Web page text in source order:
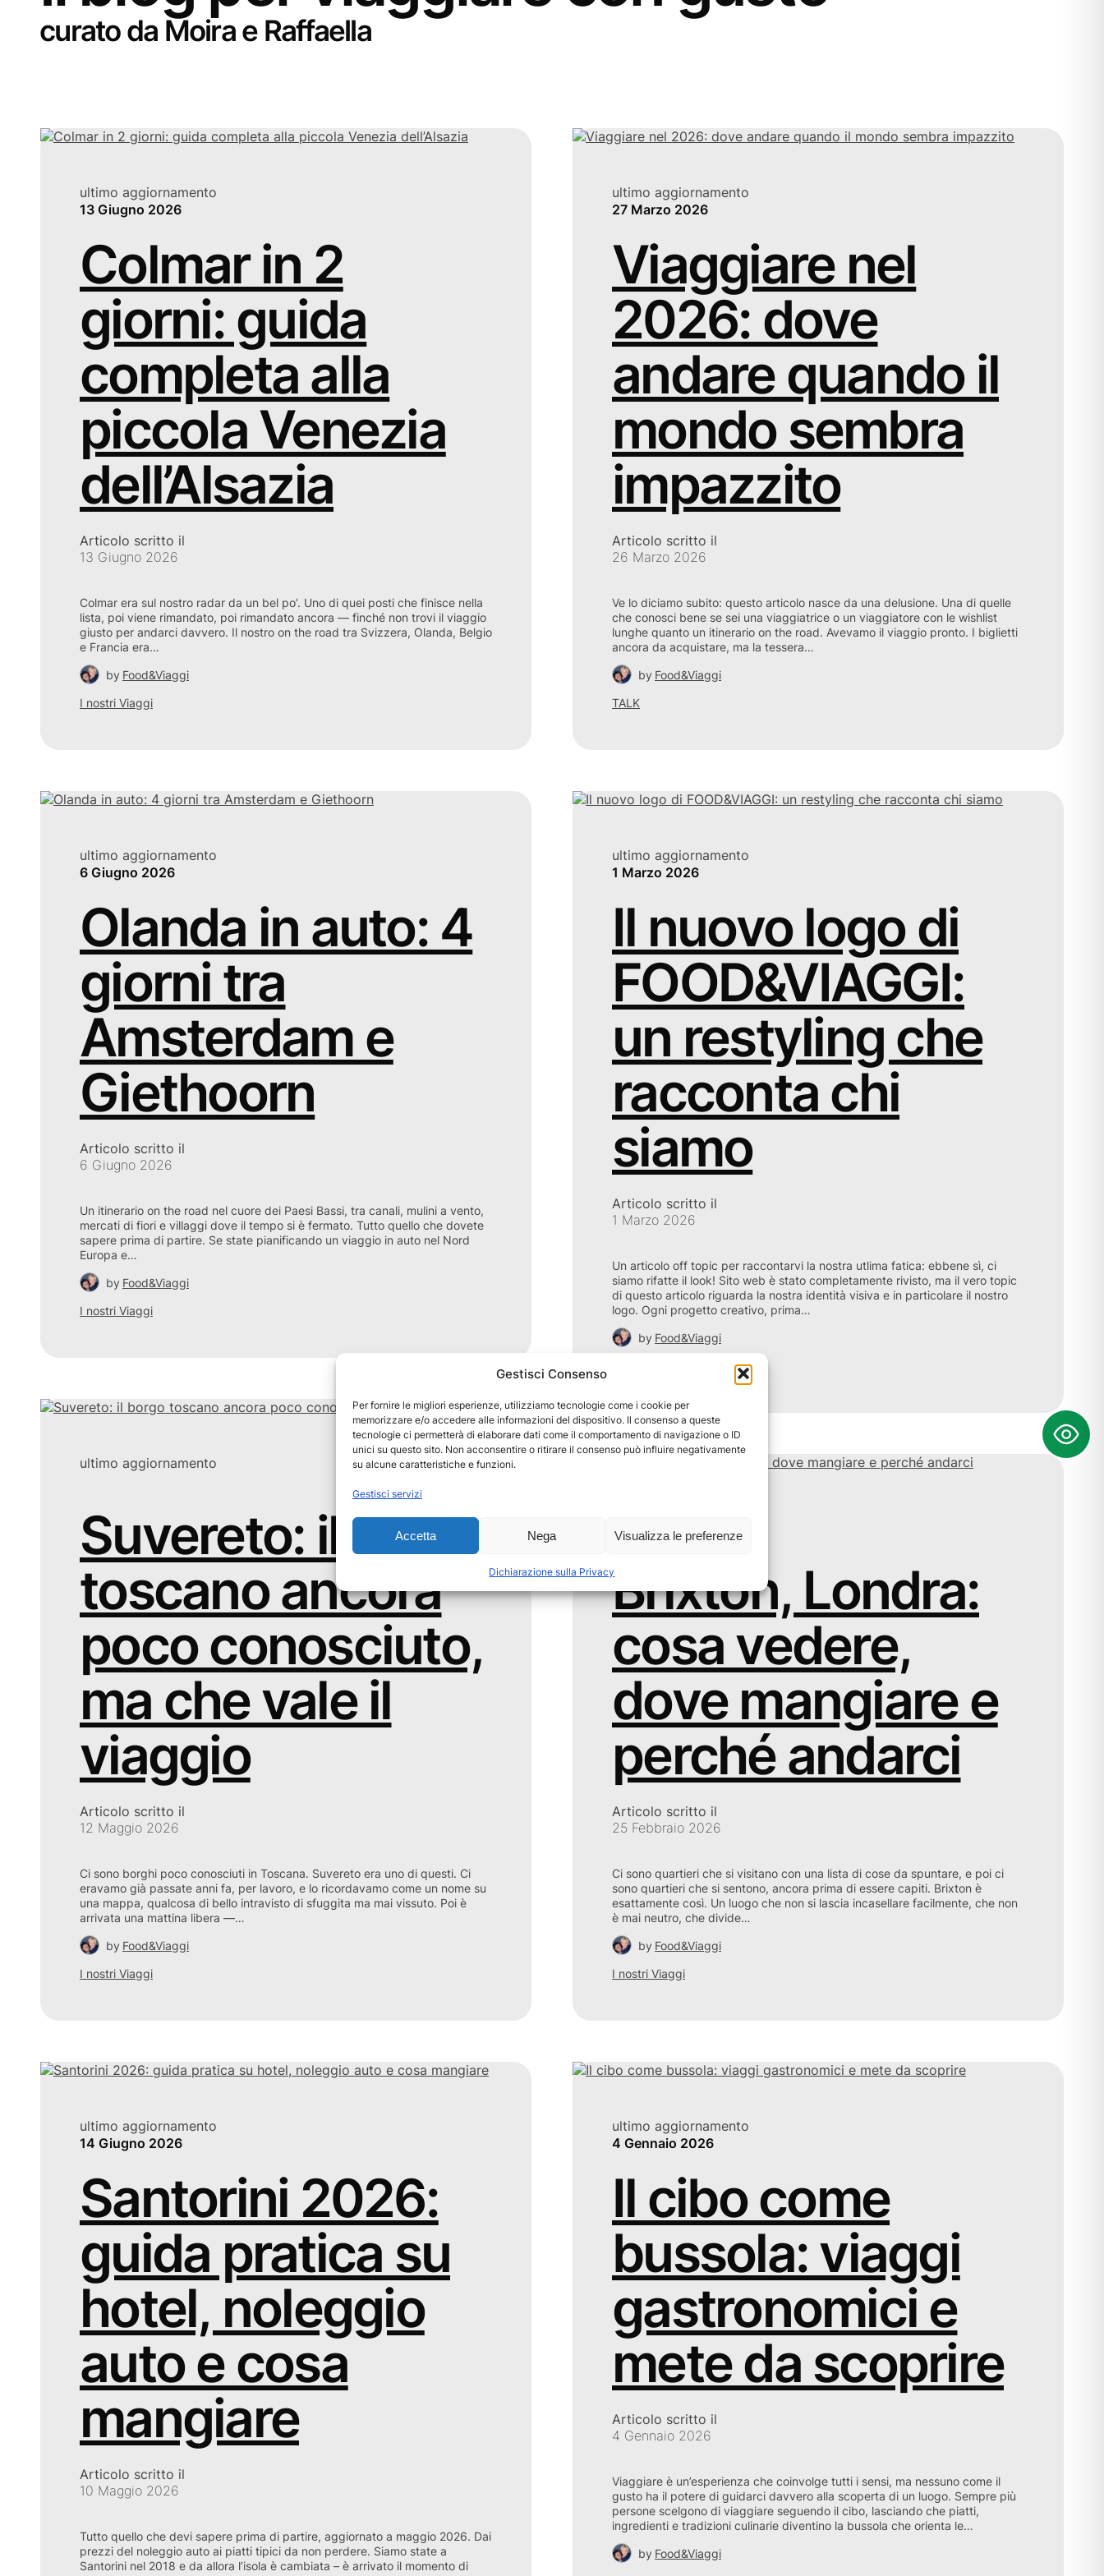
Gestisci Consenso
Per fornire le migliori esperienze, utilizziamo tecnologie come i cookie per
memorizzare e/o accedere alle informazioni del dispositivo. Il consenso a queste
tecnologie ci permetterà di elaborare dati come il comportamento di navigazione o ID
unici su questo sito. Non acconsentire o ritirare il consenso può influire negativamente
su alcune caratteristiche e funzioni.
Gestisci servizi
Accetta Nega Visualizza le preferenze
Dichiarazione sulla Privacy
curato da Moira e Raffaella
ultimo aggiornamento
13 Giugno 2026
Colmar in 2
giorni: guida
completa alla
piccola Venezia
dell’Alsazia
Articolo scritto il
13 Giugno 2026
Colmar era sul nostro radar da un bel po’. Uno di quei posti che finisce nella
lista, poi viene rimandato, poi rimandato ancora — finché non trovi il viaggio
giusto per andarci davvero. Il nostro on the road tra Svizzera, Olanda, Belgio
e Francia era…
by Food&Viaggi
I nostri Viaggi
ultimo aggiornamento
6 Giugno 2026
Olanda in auto: 4
giorni tra
Amsterdam e
Giethoorn
Articolo scritto il
6 Giugno 2026
Un itinerario on the road nel cuore dei Paesi Bassi, tra canali, mulini a vento,
mercati di fiori e villaggi dove il tempo si è fermato. Tutto quello che dovete
sapere prima di partire. Se state pianificando un viaggio in auto nel Nord
Europa e…
by Food&Viaggi
I nostri Viaggi
ultimo aggiornamento
Suvereto: il borgo
toscano ancora
poco conosciuto,
ma che vale il
viaggio
Articolo scritto il
12 Maggio 2026
Ci sono borghi poco conosciuti in Toscana. Suvereto era uno di questi. Ci
eravamo già passate anni fa, per lavoro, e lo ricordavamo come un nome su
una mappa, qualcosa di bello intravisto di sfuggita ma mai vissuto. Poi è
arrivata una mattina libera —…
by Food&Viaggi
I nostri Viaggi
ultimo aggiornamento
14 Giugno 2026
Santorini 2026:
guida pratica su
hotel, noleggio
auto e cosa
mangiare
Articolo scritto il
10 Maggio 2026
Tutto quello che devi sapere prima di partire, aggiornato a maggio 2026. Dai
prezzi del noleggio auto ai piatti tipici da non perdere. Siamo state a
Santorini nel 2018 e da allora l’isola è cambiata – è arrivato il momento di
ultimo aggiornamento
27 Marzo 2026
Viaggiare nel
2026: dove
andare quando il
mondo sembra
impazzito
Articolo scritto il
26 Marzo 2026
Ve lo diciamo subito: questo articolo nasce da una delusione. Una di quelle
che conosci bene se sei una viaggiatrice o un viaggiatore con le wishlist
lunghe quanto un itinerario on the road. Avevamo il viaggio pronto. I biglietti
ancora da acquistare, ma la tessera…
by Food&Viaggi
TALK
ultimo aggiornamento
1 Marzo 2026
Il nuovo logo di
FOOD&VIAGGI:
un restyling che
racconta chi
siamo
Articolo scritto il
1 Marzo 2026
Un articolo off topic per raccontarvi la nostra utlima fatica: ebbene sì, ci
siamo rifatte il look! Sito web è stato completamente rivisto, ma il vero topic
di questo articolo riguarda la nostra identità visiva e in particolare il nostro
logo. Ogni progetto creativo, prima…
by Food&Viaggi
25 Febbraio 2026
Brixton, Londra:
cosa vedere,
dove mangiare e
perché andarci
Articolo scritto il
25 Febbraio 2026
Ci sono quartieri che si visitano con una lista di cose da spuntare, e poi ci
sono quartieri che si sentono, ancora prima di essere capiti. Brixton è
esattamente così. Un luogo che non si lascia incasellare facilmente, che non
è mai neutro, che divide…
by Food&Viaggi
I nostri Viaggi
ultimo aggiornamento
4 Gennaio 2026
Il cibo come
bussola: viaggi
gastronomici e
mete da scoprire
Articolo scritto il
4 Gennaio 2026
Viaggiare è un’esperienza che coinvolge tutti i sensi, ma nessuno come il
gusto ha il potere di guidarci davvero alla scoperta di un luogo. Sempre più
persone scelgono di viaggiare seguendo il cibo, lasciando che piatti,
ingredienti e tradizioni culinarie diventino la bussola che orienta le…
by Food&Viaggi